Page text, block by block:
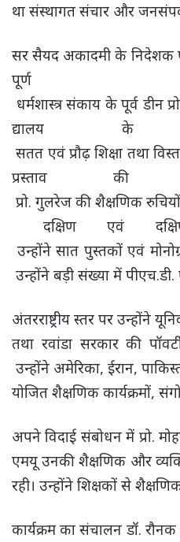
था संस्थागत संचार और
सर सैयद अकादमी के निदेशक
पूर्ण
धर्मशास्त्र संकाय के पूर्व डीन
द्यालय के
सतत एवं प्रौढ़ शिक्षा तथा
प्रस्ताव
प्रो. गुलरेज की शैक्षणिक
दक्षिण एवं
उन्होंने सात पुस्तकों एवं
उन्होंने बड़ी संख्या में पीएच.डी.
अंतरराष्ट्रीय स्तर पर उन्होंने
तथा रवांडा सरकार की
उन्होंने अमेरिका, ईरान,
योजित शैक्षणिक कार्यक्रमों,
अपने विदाई संबोधन में प्रो.
एमयू उनकी शैक्षणिक और
रही। उन्होंने शिक्षकों से
कार्यक्रम का संचालन डॉ.